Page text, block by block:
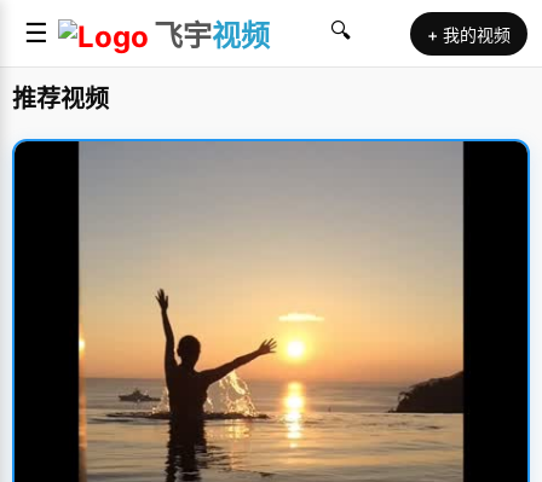
☰ 飞宇视频 🔍 + 我的视频
推荐视频